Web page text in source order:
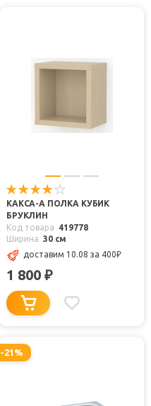
КАКСА-А ПОЛКА КУБИК
БРУКЛИН
Код товара
419778
Ширина 30 см
доставим 10.08 за 400₽
1 800 ₽
-21%